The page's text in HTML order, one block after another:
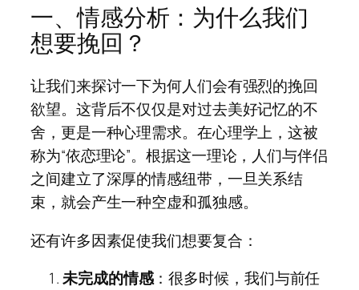
一、情感分析：为什么我们
想要挽回？
让我们来探讨一下为何人们会有强烈的挽回
欲望。这背后不仅仅是对过去美好记忆的不
舍，更是一种心理需求。在心理学上，这被
称为“依恋理论”。根据这一理论，人们与伴侣
之间建立了深厚的情感纽带，一旦关系结
束，就会产生一种空虚和孤独感。
还有许多因素促使我们想要复合：
未完成的情感：很多时候，我们与前任